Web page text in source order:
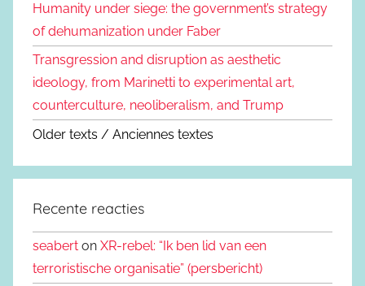
Humanity under siege: the government’s strategy
of dehumanization under Faber
Transgression and disruption as aesthetic
ideology, from Marinetti to experimental art,
counterculture, neoliberalism, and Trump
Older texts / Anciennes textes
Recente reacties
seabert on XR-rebel: “Ik ben lid van een
terroristische organisatie” (persbericht)